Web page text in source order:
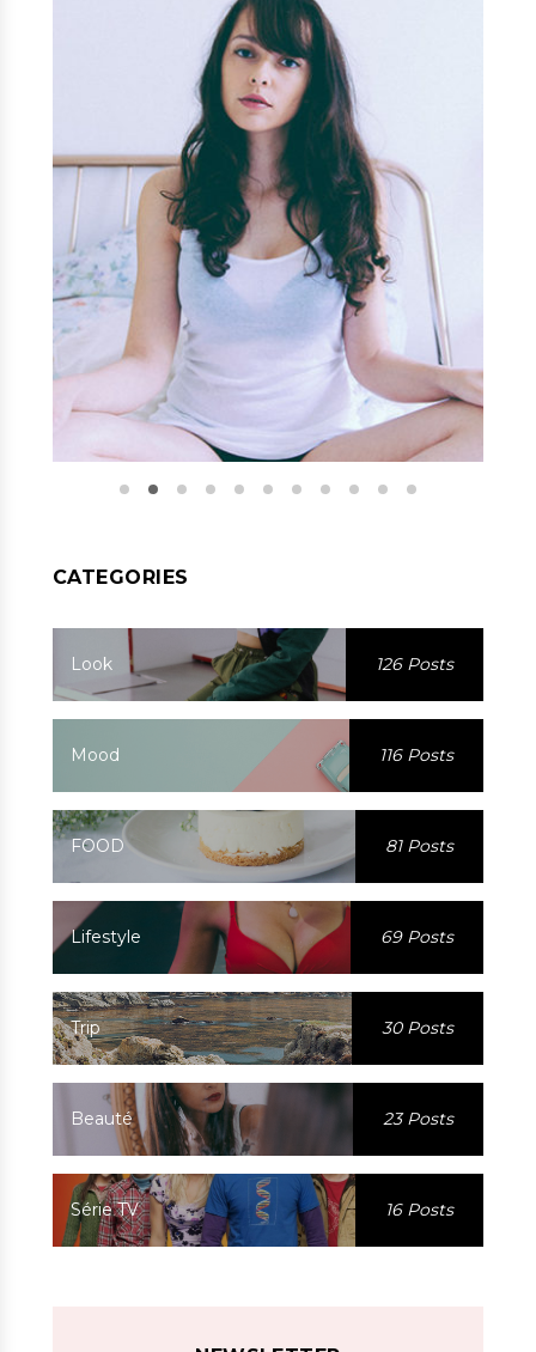
CATEGORIES
Look 126 Posts
Mood 116 Posts
FOOD 81 Posts
Lifestyle 69 Posts
Trip 30 Posts
Beauté 23 Posts
Série TV 16 Posts